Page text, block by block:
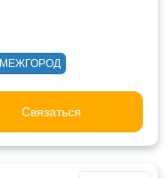
МЕЖГОРОД
Связаться